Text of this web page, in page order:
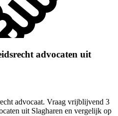
advocaten uit
advocaat. Vraag vrijblijvend 3
uit Slagharen en vergelijk op